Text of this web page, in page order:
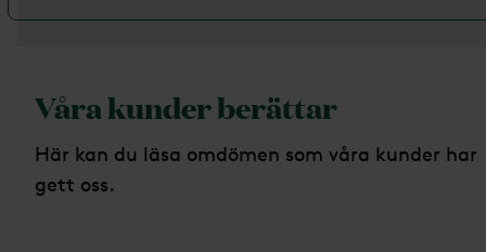
Våra kunder berättar
Här kan du läsa omdömen som våra kunder har
gett oss.